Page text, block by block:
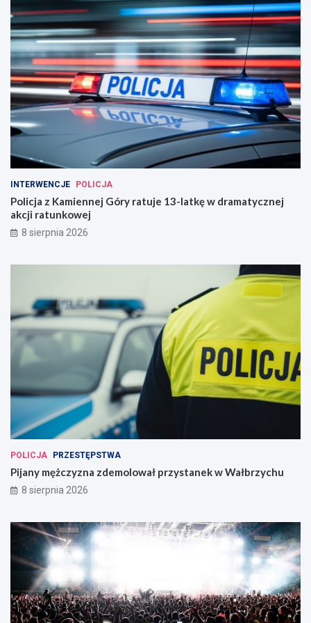
INTERWENCJE POLICJA
Policja z Kamiennej Góry ratuje 13-latkę w dramatycznej
akcji ratunkowej
8 sierpnia 2026
POLICJA PRZESTĘPSTWA
Pijany mężczyzna zdemolował przystanek w Wałbrzychu
8 sierpnia 2026